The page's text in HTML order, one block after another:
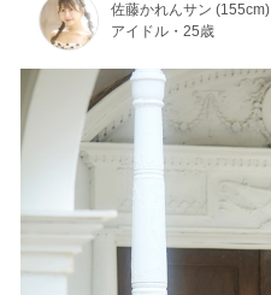
佐藤かれんサン (155cm)
アイドル・25歳